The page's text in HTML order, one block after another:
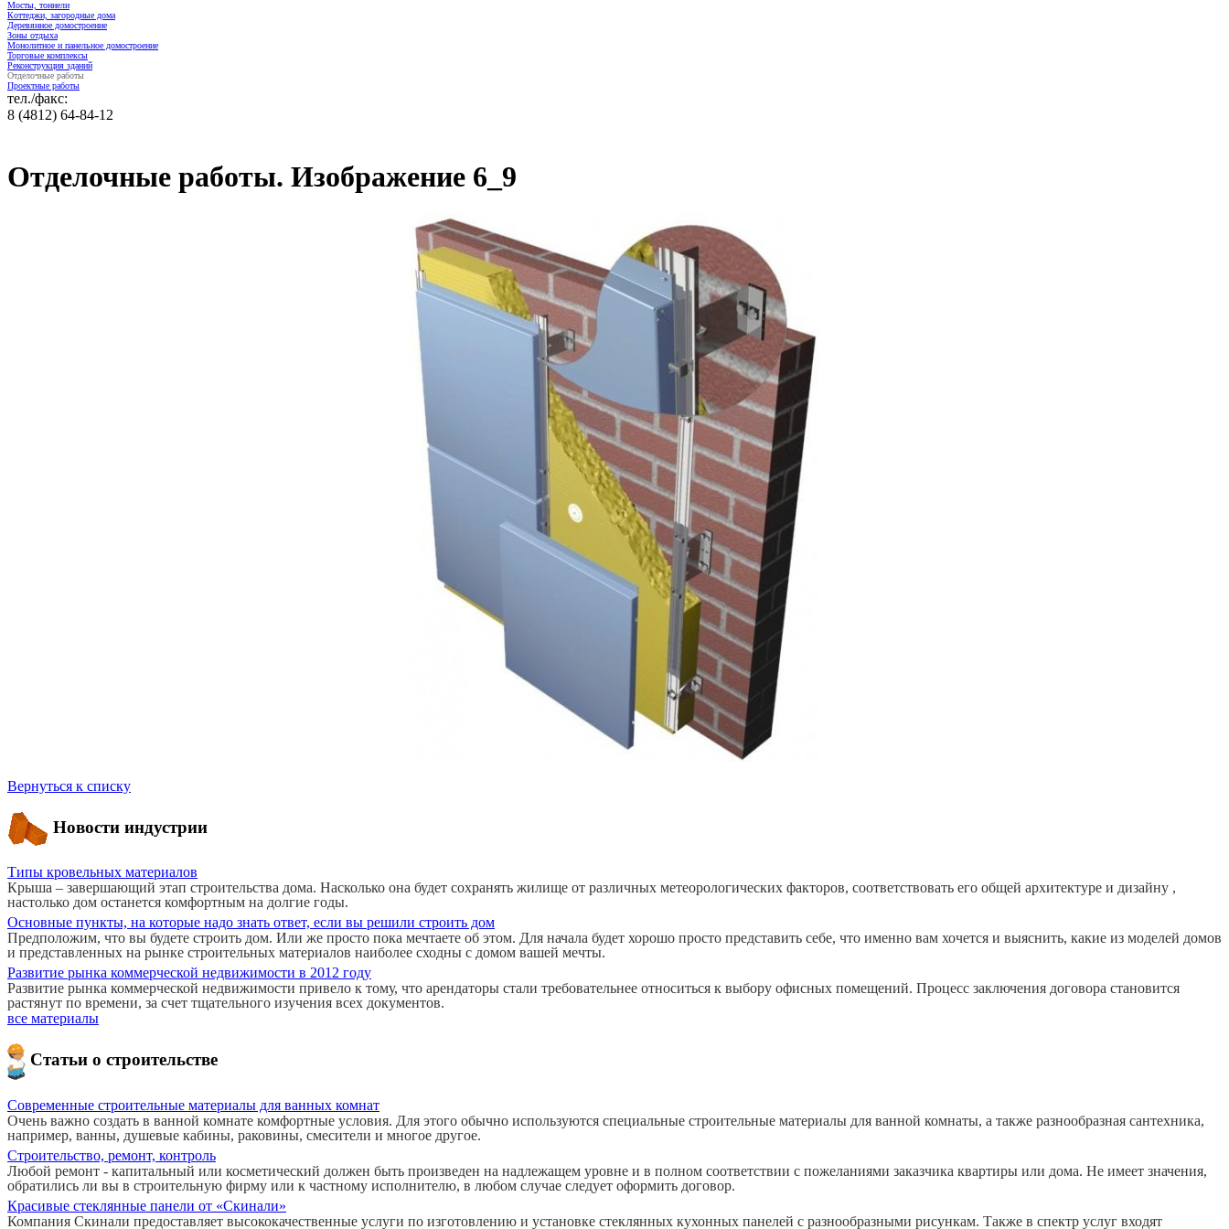
Мосты, тоннели
Коттеджи, загородные дома
Деревянное домостроение
Зоны отдыха
Монолитное и панельное домостроение
Торговые комплексы
Реконструкция зданий
Отделочные работы
Проектные работы
тел./факс:
8 (4812) 64-84-12
Отделочные работы. Изображение 6_9
Вернуться к списку
Новости индустрии
Типы кровельных материалов
Крыша – завершающий этап строительства дома. Насколько она будет сохранять жилище от различных метеорологических факторов, соответствовать его общей архитектуре и дизайну ,
настолько дом останется комфортным на долгие годы.
Основные пункты, на которые надо знать ответ, если вы решили строить дом
Предположим, что вы будете строить дом. Или же просто пока мечтаете об этом. Для начала будет хорошо просто представить себе, что именно вам хочется и выяснить, какие из моделей домов
и представленных на рынке строительных материалов наиболее сходны с домом вашей мечты.
Развитие рынка коммерческой недвижимости в 2012 году
Развитие рынка коммерческой недвижимости привело к тому, что арендаторы стали требовательнее относиться к выбору офисных помещений. Процесс заключения договора становится
растянут по времени, за счет тщательного изучения всех документов.
все материалы
Статьи о строительстве
Современные строительные материалы для ванных комнат
Очень важно создать в ванной комнате комфортные условия. Для этого обычно используются специальные строительные материалы для ванной комнаты, а также разнообразная сантехника,
например, ванны, душевые кабины, раковины, смесители и многое другое.
Строительство, ремонт, контроль
Любой ремонт - капитальный или косметический должен быть произведен на надлежащем уровне и в полном соответствии с пожеланиями заказчика квартиры или дома. Не имеет значения,
обратились ли вы в строительную фирму или к частному исполнителю, в любом случае следует оформить договор.
Красивые стеклянные панели от «Скинали»
Компания Скинали предоставляет высококачественные услуги по изготовлению и установке стеклянных кухонных панелей с разнообразными рисункам. Также в спектр услуг входят